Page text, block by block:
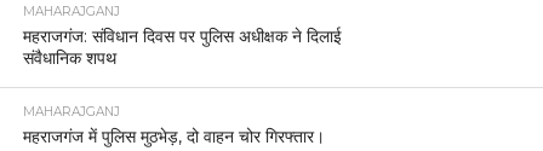
MAHARAJGANJ
महराजगंज: संविधान दिवस पर पुलिस अधीक्षक ने दिलाई
संवैधानिक शपथ
MAHARAJGANJ
महराजगंज में पुलिस मुठभेड़, दो वाहन चोर गिरफ्तार।